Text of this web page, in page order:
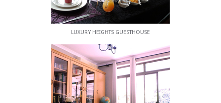
LUXURY HEIGHTS GUESTHOUSE